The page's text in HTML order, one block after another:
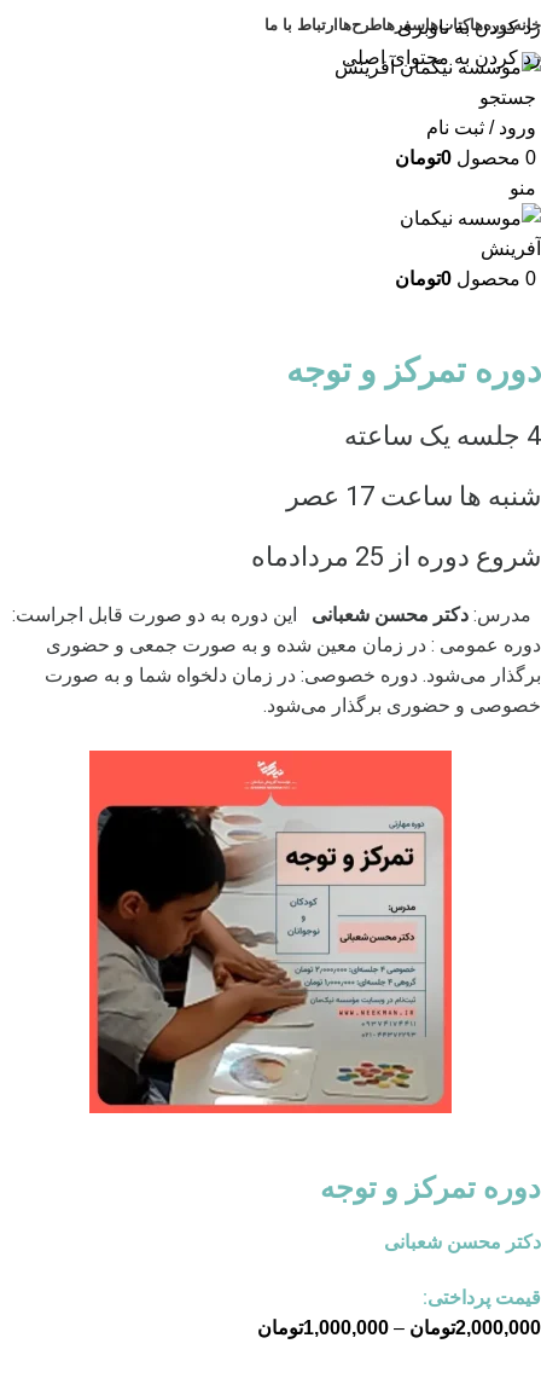
رد کردن به ناوبری
رد کردن به محتوای اصلی
خانهدوره‌هاکتاب‌هاسفرهاطرح‌ها ارتباط با ما
جستجو
ورود / ثبت نام
0 محصول 0تومان
منو
0 محصول 0تومان
دوره تمرکز و توجه
4 جلسه یک ساعته
شنبه ها ساعت 17 عصر
شروع دوره از 25 مردادماه
مدرس: دکتر محسن شعبانی این دوره به دو صورت قابل اجراست:
دوره عمومی : در زمان معین شده و به صورت جمعی و حضوری
برگذار می‌شود. دوره خصوصی: در زمان دلخواه شما و به صورت
خصوصی و حضوری برگذار می‌شود.
دوره تمرکز و توجه
دکتر محسن شعبانی
قیمت پرداختی:
2,000,000تومان –
1,000,000تومان